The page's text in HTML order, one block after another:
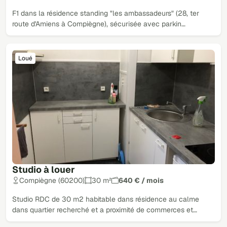
F1 dans la résidence standing "les ambassadeurs" (28, ter
route d'Amiens à Compiègne), sécurisée avec parkin…
Studio à louer
Loué
Compiègne (60200) 30 m² 640 € / mois
Studio RDC de 30 m2 habitable dans résidence au calme
dans quartier recherché et a proximité de commerces et…